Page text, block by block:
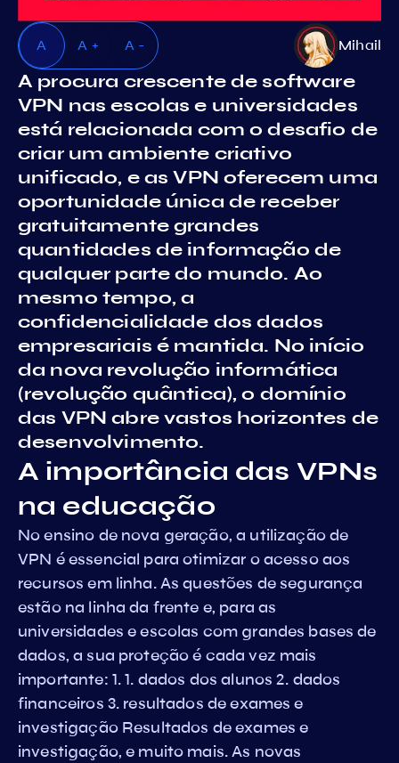
A A + A - Mihail
A procura crescente de software
VPN nas escolas e universidades
está relacionada com o desafio de
criar um ambiente criativo
unificado, e as VPN oferecem uma
oportunidade única de receber
gratuitamente grandes
quantidades de informação de
qualquer parte do mundo. Ao
mesmo tempo, a
confidencialidade dos dados
empresariais é mantida. No início
da nova revolução informática
(revolução quântica), o domínio
das VPN abre vastos horizontes de
desenvolvimento.
A importância das VPNs
na educação
No ensino de nova geração, a utilização de
VPN é essencial para otimizar o acesso aos
recursos em linha. As questões de segurança
estão na linha da frente e, para as
universidades e escolas com grandes bases de
dados, a sua proteção é cada vez mais
importante: 1. 1. dados dos alunos 2. dados
financeiros 3. resultados de exames e
investigação Resultados de exames e
investigação, e muito mais. As novas